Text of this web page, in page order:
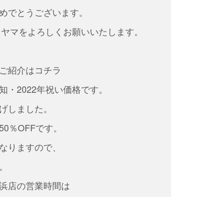
でとうございます。
マをよろしくお願いいたします。
紹介はコチラ
・2022年祝い価格です。
しました。
％OFFです。
りますので、
店の営業時間は